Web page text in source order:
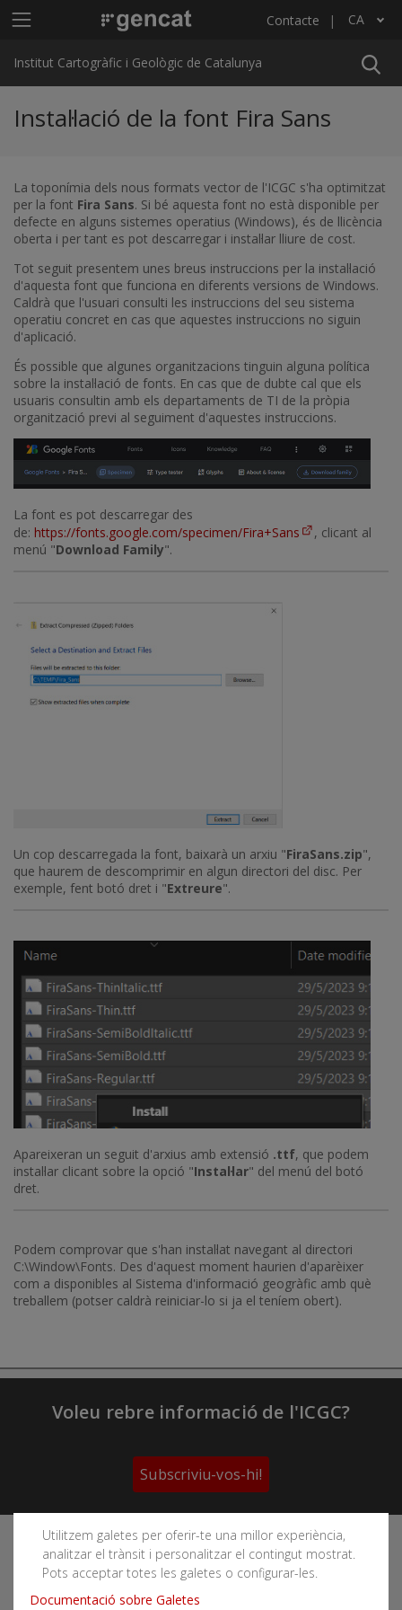
Menú principal ICGC Contacte CA
Llista les accions addicionals
Institut Cartogràfic i Geològic de Catalunya
Instal·lació de la font Fira Sans
La toponímia dels nous formats vector de l'ICGC s'ha optimitzat
per la font Fira Sans. Si bé aquesta font no està disponible per
defecte en alguns sistemes operatius (Windows), és de llicència
oberta i per tant es pot descarregar i instal·lar lliure de cost.
Tot seguit presentem unes breus instruccions per la instal·lació
d'aquesta font que funciona en diferents versions de Windows.
Caldrà que l'usuari consulti les instruccions del seu sistema
operatiu concret en cas que aquestes instruccions no siguin
d'aplicació.
És possible que algunes organitzacions tinguin alguna política
sobre la instal·lació de fonts. En cas que de dubte cal que els
usuaris consultin amb els departaments de TI de la pròpia
organització previ al seguiment d'aquestes instruccions.
La font es pot descarregar des
de: https://fonts.google.com/specimen/Fira+Sans
, clicant al
menú "Download Family".
Un cop descarregada la font, baixarà un arxiu "FiraSans.zip",
que haurem de descomprimir en algun directori del disc. Per
exemple, fent botó dret i "Extreure".
Apareixeran un seguit d'arxius amb extensió .ttf, que podem
instal·lar clicant sobre la opció "Instal·lar" del menú del botó
dret.
Podem comprovar que s'han instal·lat navegant al directori
C:\Window\Fonts. Des d'aquest moment haurien d'aparèixer
com a disponibles al Sistema d'informació geogràfic amb què
treballem (potser caldrà reiniciar-lo si ja el teníem obert).
Utilitzem galetes per oferir-te una millor experiència,
analitzar el trànsit i personalitzar el contingut mostrat.
Pots acceptar totes les galetes o configurar-les.
Documentació sobre Galetes
Voleu rebre informació de l'ICGC?
Subscriviu-vos-hi!
Segueix les xarxes socials de l'Institut Cartogràfic i
Geològic de Catalunya